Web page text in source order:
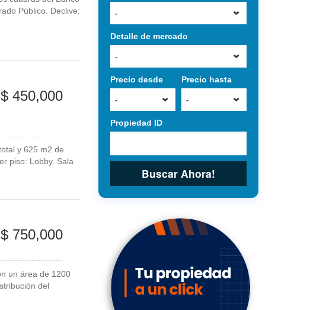
Público. Declive:
$ 450,000
y 625 m2 de
piso: Lobby. Sala
$ 750,000
un área de 1200
del
-
Detalle de mercado
-
Precio desde
-
Precio hasta
-
Propiedad ID
Buscar Ahora!